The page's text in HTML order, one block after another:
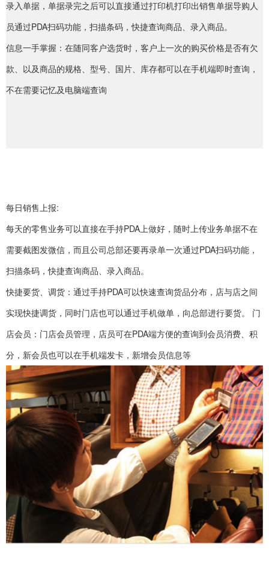
录入单据，单据录完之后可以直接通过打印机打印出销售单据导购人
员通过PDA扫码功能，扫描条码，快捷查询商品、录入商品。
信息一手掌握：在随同客户选货时，客户上一次的购买价格是否有欠
款、以及商品的规格、型号、国片、库存都可以在手机端即时查询，
不在需要记忆及电脑端查询
每日销售上报:
每天的零售业务可以直接在手持PDA上做好，随时上传业务单据不在
需要截图发微信，而且公司总部还要再录单一次通过PDA扫码功能，
扫描条码，快捷查询商品、录入商品。
快捷要货、调货：通过手持PDA可以快速查询货品分布，店与店之间
实现快捷调货，同时门店也可以通过手机做单，向总部进行要货。 门
店会员：门店会员管理，店员可在PDA端方便的查询到会员消费、积
分，新会员也可以在手机端发卡，新增会员信息等